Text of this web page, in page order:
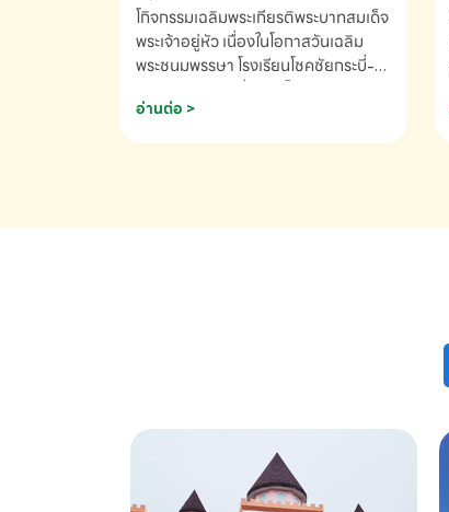
เนื่องในโอกาสวันเฉลิม
พระชนมพรรษา
โกิจกรรมเฉลิมพระเกียรติพระบาทสมเด็จ
พระเจ้าอยู่หัว เนื่องในโอกาสวันเฉลิม
พระชนมพรรษา โรงเรียนโชคชัยกระบี่-
691910
อ่านต่อ >